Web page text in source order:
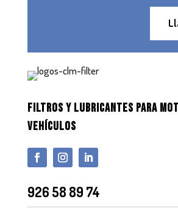
FILTROS Y LUBRICANTES PARA
VEHÍCULOS
926 58 89 74